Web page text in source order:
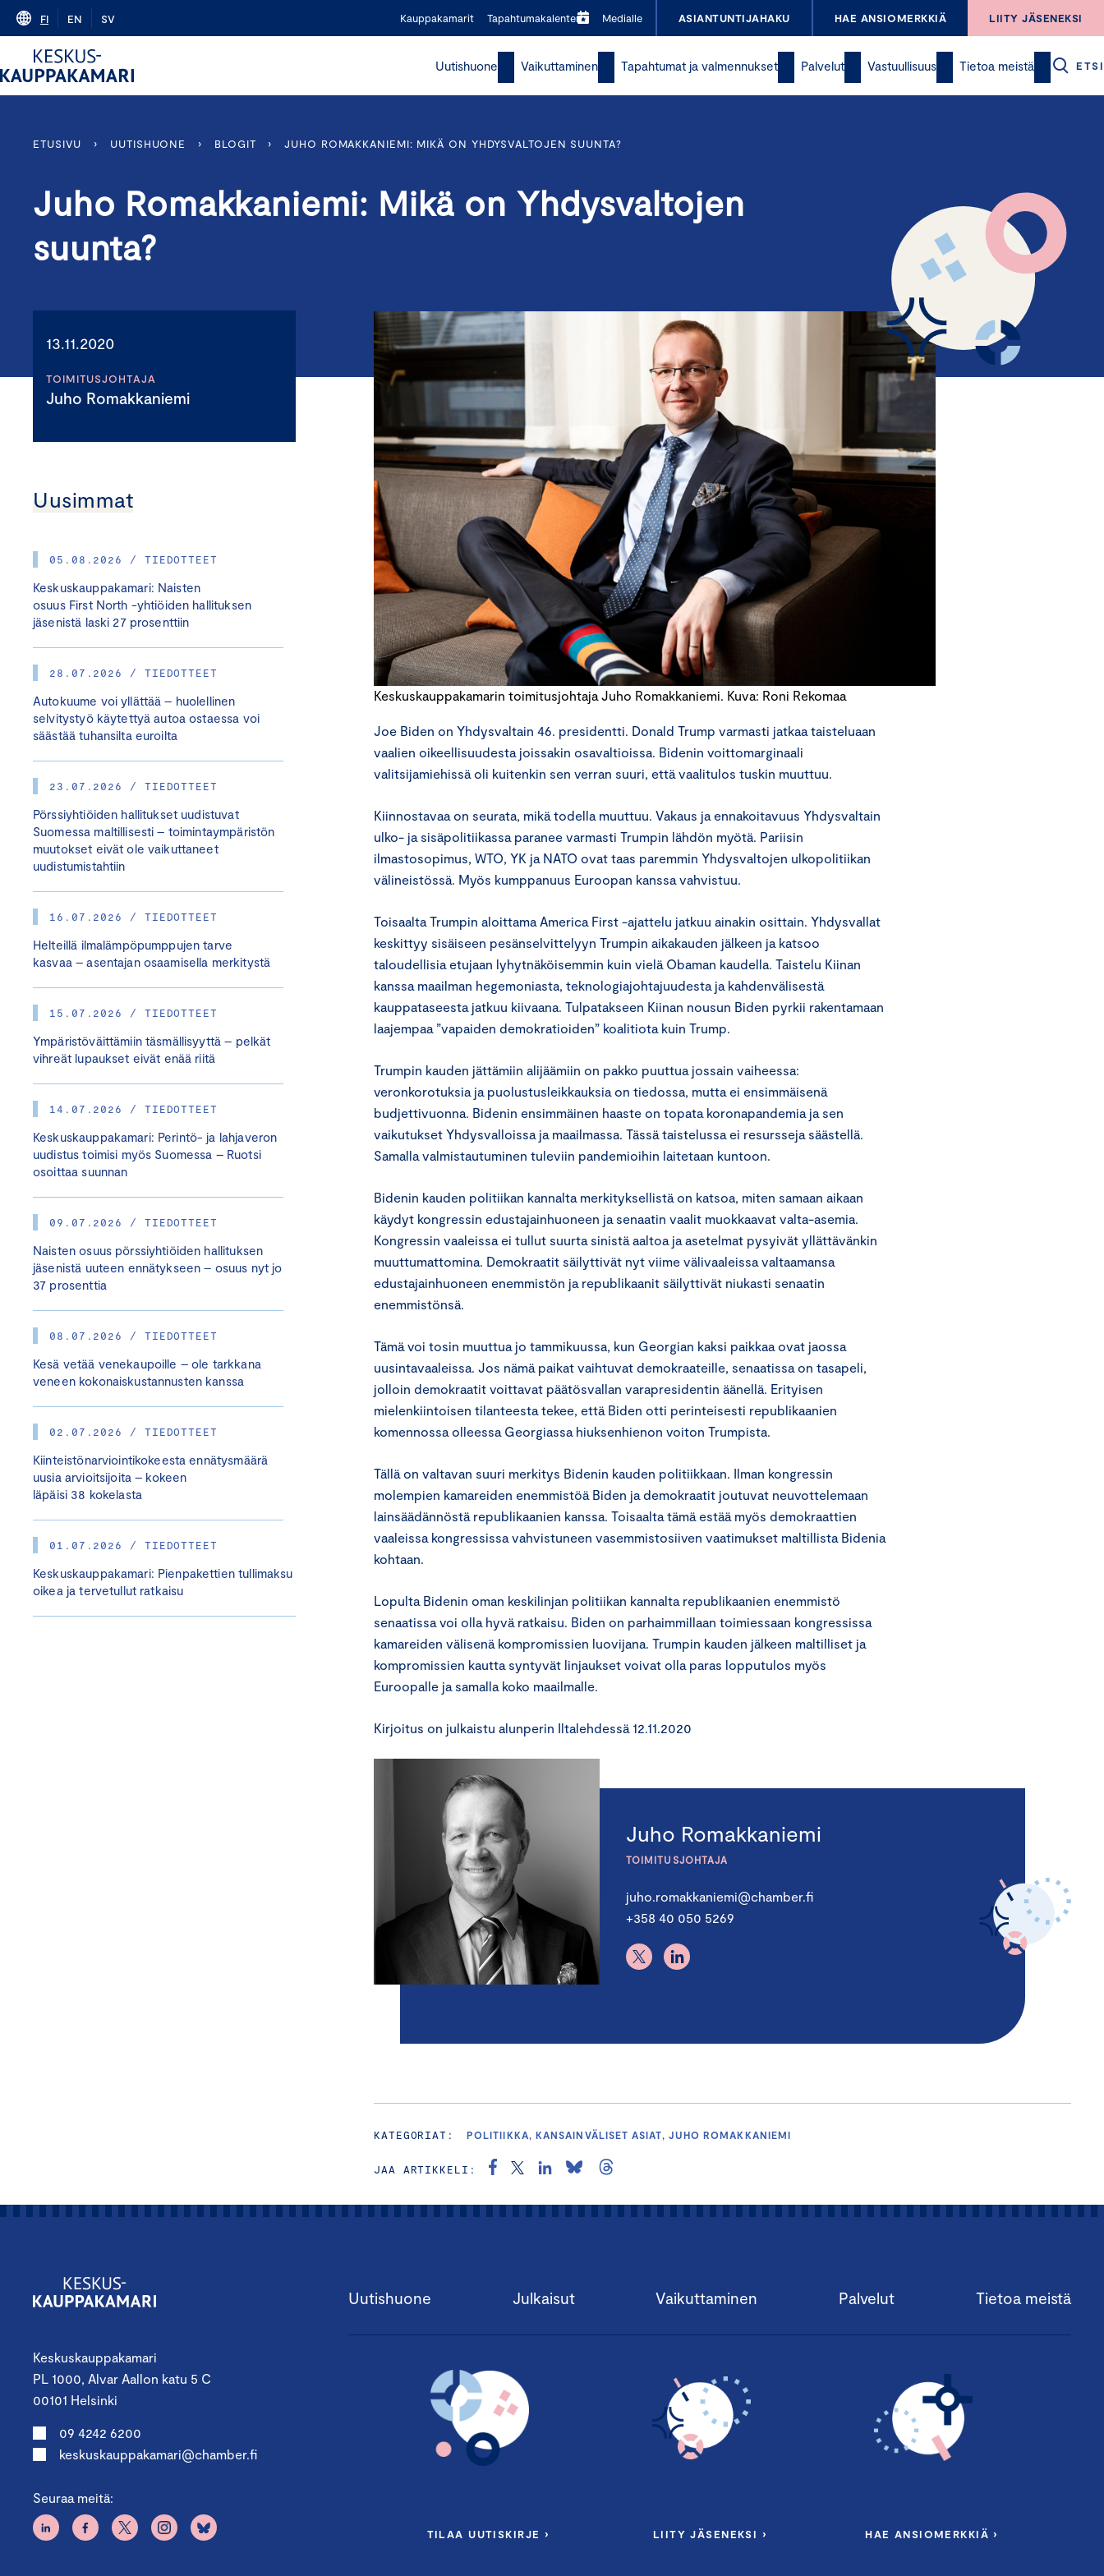
Skip
content
FI EN SV Kauppakamarit Tapahtumakalenteri Medialle ASIANTUNTIJAHAKU HAE ANSIOMERKKIÄ LIITY JÄSENEKSI
Uutishuone Vaikuttaminen Tapahtumat ja valmennukset Palvelut Vastuullisuus Tietoa meistä ETSI
ETUSIVU › UUTISHUONE › BLOGIT › JUHO ROMAKKANIEMI: MIKÄ ON YHDYSVALTOJEN SUUNTA?
Juho Romakkaniemi: Mikä on Yhdysvaltojen
suunta?
13.11.2020
TOIMITUSJOHTAJA
Juho Romakkaniemi
Uusimmat
05.08.2026 / TIEDOTTEET
Keskuskauppakamari: Naisten
osuus First North -yhtiöiden hallituksen
jäsenistä laski 27 prosenttiin
28.07.2026 / TIEDOTTEET
Autokuume voi yllättää – huolellinen
selvitystyö käytettyä autoa ostaessa voi
säästää tuhansilta euroilta
23.07.2026 / TIEDOTTEET
Pörssiyhtiöiden hallitukset uudistuvat
Suomessa maltillisesti – toimintaympäristön
muutokset eivät ole vaikuttaneet
uudistumistahtiin
16.07.2026 / TIEDOTTEET
Helteillä ilmalämpöpumppujen tarve
kasvaa – asentajan osaamisella merkitystä
15.07.2026 / TIEDOTTEET
Ympäristöväittämiin täsmällisyyttä – pelkät
vihreät lupaukset eivät enää riitä
14.07.2026 / TIEDOTTEET
Keskuskauppakamari: Perintö- ja lahjaveron
uudistus toimisi myös Suomessa – Ruotsi
osoittaa suunnan
09.07.2026 / TIEDOTTEET
Naisten osuus pörssiyhtiöiden hallituksen
jäsenistä uuteen ennätykseen – osuus nyt jo
37 prosenttia
08.07.2026 / TIEDOTTEET
Kesä vetää venekaupoille – ole tarkkana
veneen kokonaiskustannusten kanssa
02.07.2026 / TIEDOTTEET
Kiinteistönarviointikokeesta ennätysmäärä
uusia arvioitsijoita – kokeen
läpäisi 38 kokelasta
01.07.2026 / TIEDOTTEET
Keskuskauppakamari: Pienpakettien tullimaksu
oikea ja tervetullut ratkaisu
Keskuskauppakamarin toimitusjohtaja Juho Romakkaniemi. Kuva: Roni Rekomaa
Joe Biden on Yhdysvaltain 46. presidentti. Donald Trump varmasti jatkaa taisteluaan
vaalien oikeellisuudesta joissakin osavaltioissa. Bidenin voittomarginaali
valitsijamiehissä oli kuitenkin sen verran suuri, että vaalitulos tuskin muuttuu.
Kiinnostavaa on seurata, mikä todella muuttuu. Vakaus ja ennakoitavuus Yhdysvaltain
ulko- ja sisäpolitiikassa paranee varmasti Trumpin lähdön myötä. Pariisin
ilmastosopimus, WTO, YK ja NATO ovat taas paremmin Yhdysvaltojen ulkopolitiikan
välineistössä. Myös kumppanuus Euroopan kanssa vahvistuu.
Toisaalta Trumpin aloittama America First -ajattelu jatkuu ainakin osittain. Yhdysvallat
keskittyy sisäiseen pesänselvittelyyn Trumpin aikakauden jälkeen ja katsoo
taloudellisia etujaan lyhytnäköisemmin kuin vielä Obaman kaudella. Taistelu Kiinan
kanssa maailman hegemoniasta, teknologiajohtajuudesta ja kahdenvälisestä
kauppataseesta jatkuu kiivaana. Tulpatakseen Kiinan nousun Biden pyrkii rakentamaan
laajempaa ”vapaiden demokratioiden” koalitiota kuin Trump.
Trumpin kauden jättämiin alijäämiin on pakko puuttua jossain vaiheessa:
veronkorotuksia ja puolustusleikkauksia on tiedossa, mutta ei ensimmäisenä
budjettivuonna. Bidenin ensimmäinen haaste on topata koronapandemia ja sen
vaikutukset Yhdysvalloissa ja maailmassa. Tässä taistelussa ei resursseja säästellä.
Samalla valmistautuminen tuleviin pandemioihin laitetaan kuntoon.
Bidenin kauden politiikan kannalta merkityksellistä on katsoa, miten samaan aikaan
käydyt kongressin edustajainhuoneen ja senaatin vaalit muokkaavat valta-asemia.
Kongressin vaaleissa ei tullut suurta sinistä aaltoa ja asetelmat pysyivät yllättävänkin
muuttumattomina. Demokraatit säilyttivät nyt viime välivaaleissa valtaamansa
edustajainhuoneen enemmistön ja republikaanit säilyttivät niukasti senaatin
enemmistönsä.
Tämä voi tosin muuttua jo tammikuussa, kun Georgian kaksi paikkaa ovat jaossa
uusintavaaleissa. Jos nämä paikat vaihtuvat demokraateille, senaatissa on tasapeli,
jolloin demokraatit voittavat päätösvallan varapresidentin äänellä. Erityisen
mielenkiintoisen tilanteesta tekee, että Biden otti perinteisesti republikaanien
komennossa olleessa Georgiassa hiuksenhienon voiton Trumpista.
Tällä on valtavan suuri merkitys Bidenin kauden politiikkaan. Ilman kongressin
molempien kamareiden enemmistöä Biden ja demokraatit joutuvat neuvottelemaan
lainsäädännöstä republikaanien kanssa. Toisaalta tämä estää myös demokraattien
vaaleissa kongressissa vahvistuneen vasemmistosiiven vaatimukset maltillista Bidenia
kohtaan.
Lopulta Bidenin oman keskilinjan politiikan kannalta republikaanien enemmistö
senaatissa voi olla hyvä ratkaisu. Biden on parhaimmillaan toimiessaan kongressissa
kamareiden välisenä kompromissien luovijana. Trumpin kauden jälkeen maltilliset ja
kompromissien kautta syntyvät linjaukset voivat olla paras lopputulos myös
Euroopalle ja samalla koko maailmalle.
Kirjoitus on julkaistu alunperin Iltalehdessä 12.11.2020
Juho Romakkaniemi
TOIMITUSJOHTAJA
juho.romakkaniemi@chamber.fi
+358 40 050 5269
KATEGORIAT: POLITIIKKA, KANSAINVÄLISET ASIAT, JUHO ROMAKKANIEMI
JAA ARTIKKELI:
Keskuskauppakamari
PL 1000, Alvar Aallon katu 5 C
00101 Helsinki
09 4242 6200
keskuskauppakamari@chamber.fi
Seuraa meitä:
Uutishuone Julkaisut Vaikuttaminen Palvelut Tietoa meistä
TILAA UUTISKIRJE › LIITY JÄSENEKSI › HAE ANSIOMERKKIÄ ›